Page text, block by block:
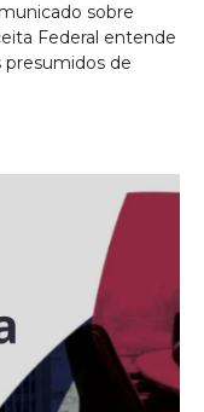
sobre
Federal entende
presumidos de